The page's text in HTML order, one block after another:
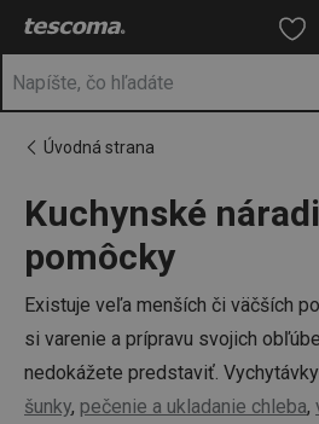
Nachádzate sa na stránke Drobné
Prejsť na hlavný
Prejsť na
Prejsť na
Úvodná strana
Kuchynské
pomôcky
Existuje veľa menších či väčších
si varenie a prípravu svojich
nedokážete predstaviť.
šunky, pečenie a ukladanie chleba,